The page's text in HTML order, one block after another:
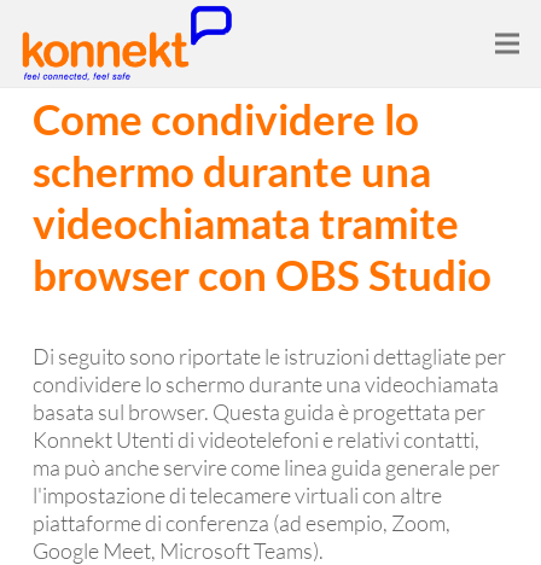
Come condividere lo
schermo durante una
videochiamata tramite
browser con OBS Studio
Di seguito sono riportate le istruzioni dettagliate per
condividere lo schermo durante una videochiamata
basata sul browser. Questa guida è progettata per
Konnekt Utenti di videotelefoni e relativi contatti,
ma può anche servire come linea guida generale per
l'impostazione di telecamere virtuali con altre
piattaforme di conferenza (ad esempio, Zoom,
Google Meet, Microsoft Teams).